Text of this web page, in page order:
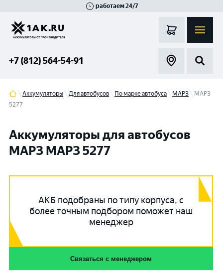
работаем 24/7
+7 (812) 564-54-91
Аккумуляторы Для автобусов По марке автобуса МАРЗ
МАРЗ
5277
Аккумуляторы для автобусов
МАРЗ МАРЗ 5277
АКБ подобраны по типу корпуса, с
более точным подбором поможет наш
менеджер
Связаться с менеджером
Гатчина